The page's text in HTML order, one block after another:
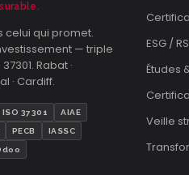
celui qui promet.
— triple
37301. Rabat ·
· Cardiff.
ISO 37301 AIAE
PECB IASSC
ESG /
Études
Veille